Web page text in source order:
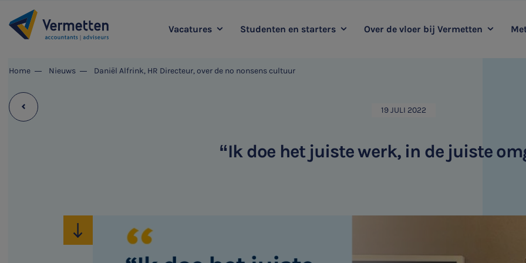
|
Vacatures Studenten en starters Over de vloer bij Vermetten
Home Nieuws Daniël Alfrink, HR Directeur, over de no nonsens cultuur
19 JULI 2022
“Ik doe het juiste werk, in de juiste